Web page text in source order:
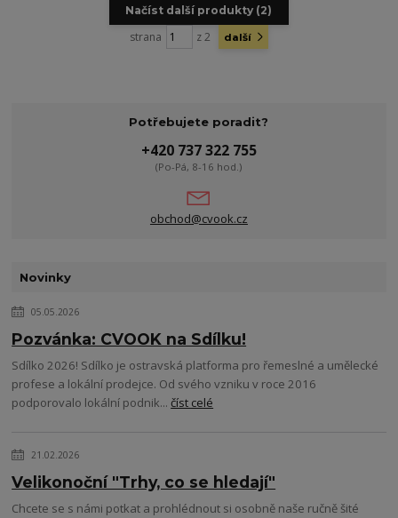
Načíst další produkty (2)
strana z 2 další
Potřebujete poradit?
+420 737 322 755
(Po-Pá, 8-16 hod.)
obchod@cvook.cz
Novinky
05.05.2026
Pozvánka: CVOOK na Sdílku!
Sdílko 2026! Sdílko je ostravská platforma pro řemeslné a umělecké
profese a lokální prodejce. Od svého vzniku v roce 2016
podporovalo lokální podnik...číst celé
21.02.2026
Velikonoční "Trhy, co se hledají"
Chcete se s námi potkat a prohlédnout si osobně naše ručně šité